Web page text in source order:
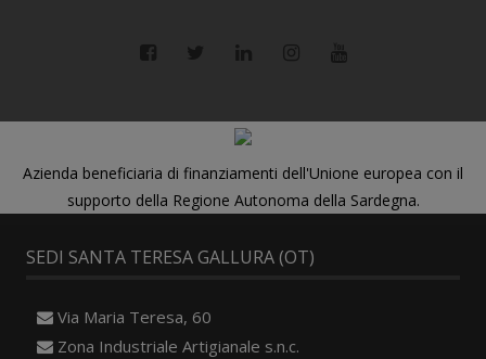
Azienda beneficiaria di finanziamenti dell'Unione europea con il
supporto della Regione Autonoma della Sardegna.
SEDI SANTA TERESA GALLURA (OT)
Via Maria Teresa, 60
Zona Industriale Artigianale s.n.c.